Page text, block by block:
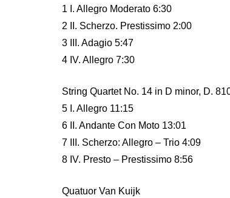
1 I. Allegro Moderato 6:30
2 II. Scherzo. Prestissimo 2:00
3 III. Adagio 5:47
4 IV. Allegro 7:30
String Quartet No. 14 in D minor, D.
5 I. Allegro 11:15
6 II. Andante Con Moto 13:01
7 III. Scherzo: Allegro – Trio 4:09
8 IV. Presto – Prestissimo 8:56
Quatuor Van Kuijk